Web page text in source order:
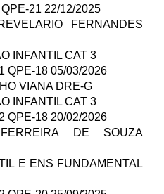
21 22/12/2025
FERNANDES
INFANTIL CAT 3
QPE-18 05/03/2026
VIANA DRE-G
INFANTIL CAT 3
QPE-18 20/02/2026
DE SOUZA
E ENS FUNDAMENTAL